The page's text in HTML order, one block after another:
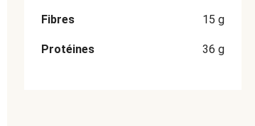
Fibres 15 g
Protéines 36 g